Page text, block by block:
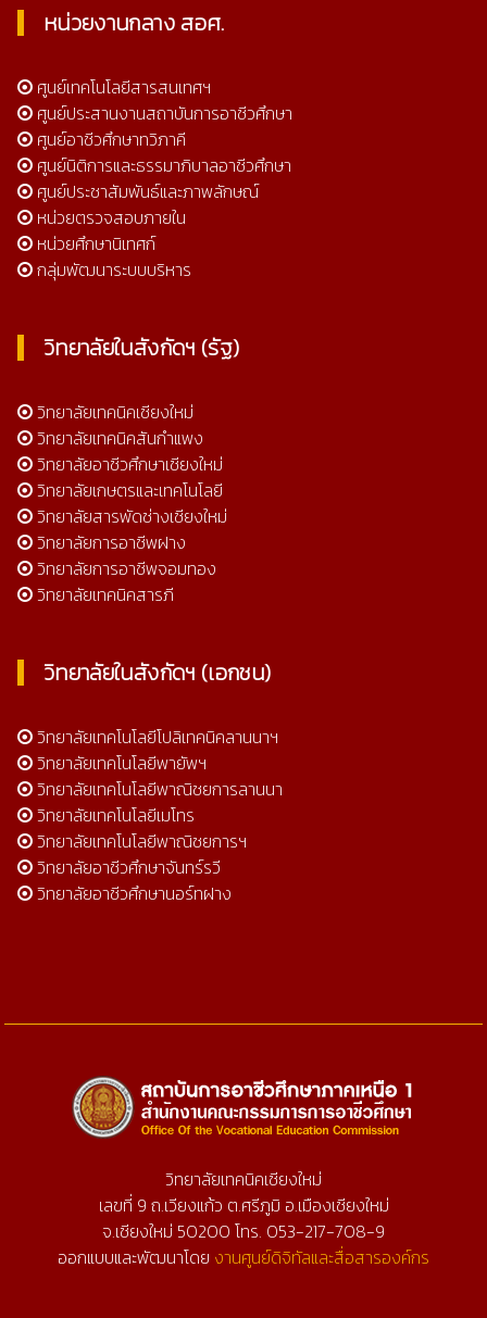
หน่วยงานกลาง สอศ.
ศูนย์เทคโนโลยีสารสนเทศฯ
ศูนย์ประสานงานสถาบันการอาชีวศึกษา
ศูนย์อาชีวศึกษาทวิภาคี
ศูนย์นิติการและธรรมาภิบาลอาชีวศึกษา
ศูนย์ประชาสัมพันธ์และภาพลักษณ์
หน่วยตรวจสอบภายใน
หน่วยศึกษานิเทศก์
กลุ่มพัฒนาระบบบริหาร
วิทยาลัยในสังกัดฯ (รัฐ)
วิทยาลัยเทคนิคเชียงใหม่
วิทยาลัยเทคนิคสันกำแพง
วิทยาลัยอาชีวศึกษาเชียงใหม่
วิทยาลัยเกษตรและเทคโนโลยี
วิทยาลัยสารพัดช่างเชียงใหม่
วิทยาลัยการอาชีพฝาง
วิทยาลัยการอาชีพจอมทอง
วิทยาลัยเทคนิคสารภี
วิทยาลัยในสังกัดฯ (เอกชน)
วิทยาลัยเทคโนโลยีโปลิเทคนิคลานนาฯ
วิทยาลัยเทคโนโลยีพายัพฯ
วิทยาลัยเทคโนโลยีพาณิชยการลานนา
วิทยาลัยเทคโนโลยีเมโทร
วิทยาลัยเทคโนโลยีพาณิชยการฯ
วิทยาลัยอาชีวศึกษาจันทร์รวี
วิทยาลัยอาชีวศึกษานอร์ทฝาง
วิทยาลัยเทคนิคเชียงใหม่
เลขที่ 9 ถ.เวียงแก้ว ต.ศรีภูมิ อ.เมืองเชียงใหม่
จ.เชียงใหม่ 50200 โทร. 053-217-708-9
ออกแบบและพัฒนาโดย งานศูนย์ดิจิทัลและสื่อสารองค์กร